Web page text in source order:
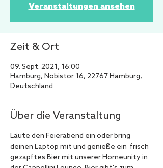
Veranstaltungen ansehen
Zeit & Ort
09. Sept. 2021, 16:00
Hamburg, Nobistor 16, 22767 Hamburg,
Deutschland
Über die Veranstaltung
Läute den Feierabend ein oder bring
deinen Laptop mit und genieße ein  frisch
gezapftes Bier mit unserer Homeunity in